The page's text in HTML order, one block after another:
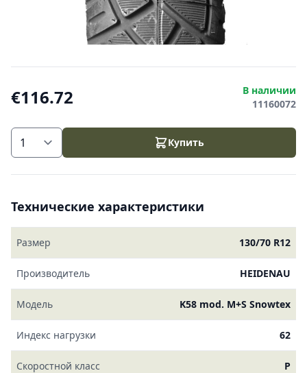
€116.72
В наличии
11160072
Купить
Технические характеристики
Размер 130/70 R12
Производитель HEIDENAU
Модель K58 mod. M+S Snowtex
Индекс нагрузки 62
Скоростной класс P